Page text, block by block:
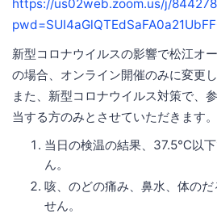
https://us02web.zoom.us/j/
新型コロナウイルスの影響で松江オ
の場合、オンライン開催のみに変更し
また、新型コロナウイルス対策で、
当する方のみとさせていただきます。
当日の検温の結果、37.5℃以
ん。
咳、のどの痛み、鼻水、体の
せん。